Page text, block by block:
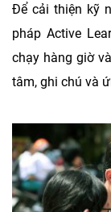
Để cải thiện kỹ
pháp Active
chạy hàng giờ
tâm, ghi chú và